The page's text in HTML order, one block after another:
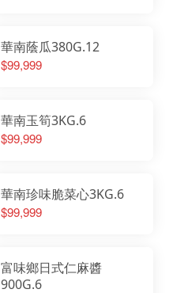
華南蔭瓜380G.12
$99,999
華南玉筍3KG.6
$99,999
華南珍味脆菜心3KG.6
$99,999
富味鄉日式仁麻醬
900G.6